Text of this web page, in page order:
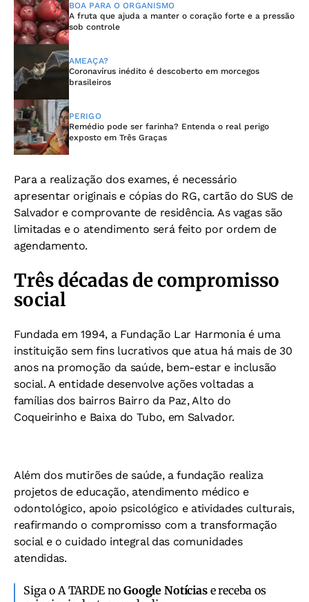
BOA PARA O ORGANISMO
A fruta que ajuda a manter o coração forte e a pressão
sob controle
AMEAÇA?
Coronavírus inédito é descoberto em morcegos
brasileiros
PERIGO
Remédio pode ser farinha? Entenda o real perigo
exposto em Três Graças
Para a realização dos exames, é necessário
apresentar originais e cópias do RG, cartão do SUS de
Salvador e comprovante de residência. As vagas são
limitadas e o atendimento será feito por ordem de
agendamento.
Três décadas de compromisso
social
Fundada em 1994, a Fundação Lar Harmonia é uma
instituição sem fins lucrativos que atua há mais de 30
anos na promoção da saúde, bem-estar e inclusão
social. A entidade desenvolve ações voltadas a
famílias dos bairros Bairro da Paz, Alto do
Coqueirinho e Baixa do Tubo, em Salvador.
Além dos mutirões de saúde, a fundação realiza
projetos de educação, atendimento médico e
odontológico, apoio psicológico e atividades culturais,
reafirmando o compromisso com a transformação
social e o cuidado integral das comunidades
atendidas.
Siga o A TARDE noGoogle Notíciase receba os